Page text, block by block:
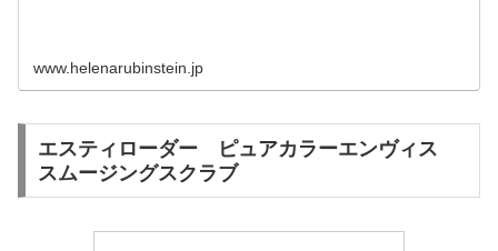
www.helenarubinstein.jp
エスティローダー ピュアカラーエンヴィス
スムージングスクラブ